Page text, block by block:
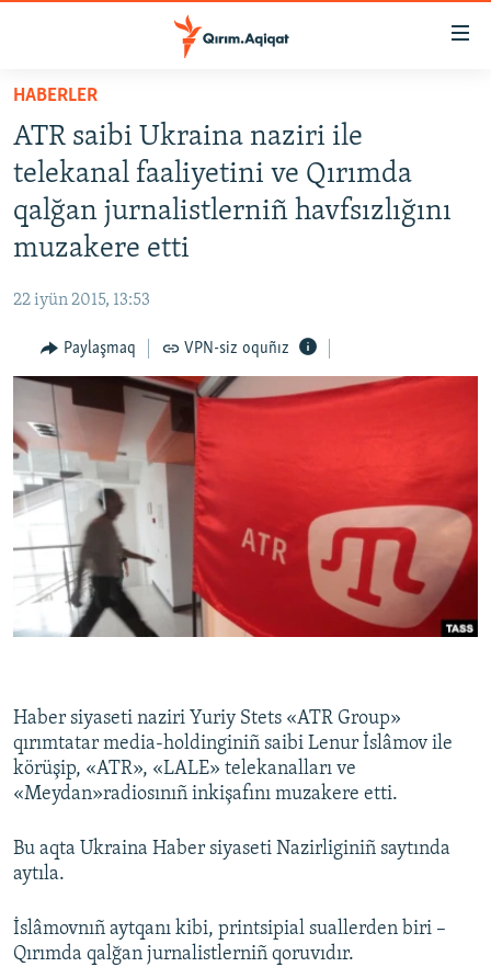
Esas
qaytmaq
Baş
navigatsiyağa
qaytmaq
Qıdıruvğa
SİYASET
İQTİSADİYAT
CEMİYET
İNSAN AQLARI
VİDEO
SÜRET
BLOGLAR
FİKİR
Русский
Українською
QOŞULIÑIZ!
RFE/RS bütün saytları
HABERLER
ATR saibi Ukraina naziri ile
telekanal faaliyetini ve Qırımda
qalğan jurnalistlerniñ havfsızlığını
muzakere etti
22 iyün 2015, 13:53
Paylaşmaq VPN-siz oquñız
Haber siyaseti naziri Yuriy Stets «ATR Group»
qırımtatar media-holdinginiñ saibi Lenur İslâmov ile
körüşip, «ATR», «LALE» telekanalları ve
«Meydan»radiosınıñ inkişafını muzakere etti.
Bu aqta Ukraina Haber siyaseti Nazirliginiñ saytında
aytıla.
İslâmovnıñ aytqanı kibi, printsipial suallerden biri –
Qırımda qalğan jurnalistlerniñ qoruvıdır.